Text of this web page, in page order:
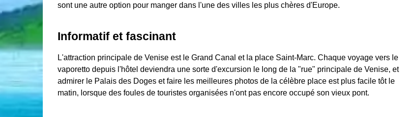
sont une autre option pour manger dans l'une des villes les plus chères d'Europe.
Informatif et fascinant
L'attraction principale de Venise est le Grand Canal et la place Saint-Marc. Chaque voyage vers le
vaporetto depuis l'hôtel deviendra une sorte d'excursion le long de la "rue" principale de Venise, et
admirer le Palais des Doges et faire les meilleures photos de la célèbre place est plus facile tôt le
matin, lorsque des foules de touristes organisées n'ont pas encore occupé son vieux pont.